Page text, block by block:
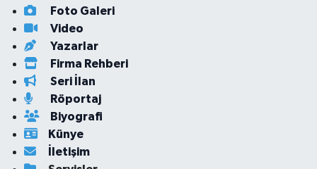
Foto Galeri
Video
Yazarlar
Firma Rehberi
Seri İlan
Röportaj
Biyografi
Künye
İletişim